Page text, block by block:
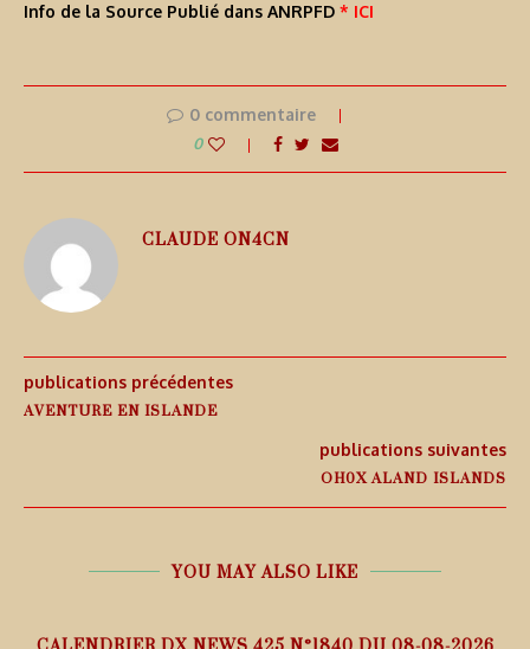
Info de la Source Publié dans ANRPFD * ICI
0 commentaire
0
CLAUDE ON4CN
publications précédentes
AVENTURE EN ISLANDE
publications suivantes
OH0X ALAND ISLANDS
YOU MAY ALSO LIKE